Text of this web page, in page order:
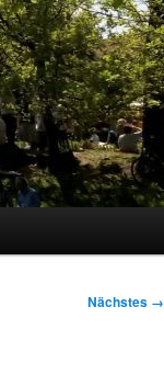
Nächstes →